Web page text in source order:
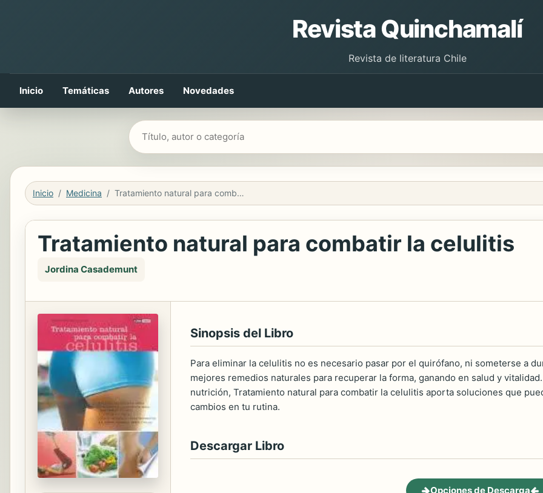
Revista Quinchamalí
Revista de literatura Chile
Inicio Temáticas Autores Novedades
Buscar libros
Inicio Medicina Tratamiento natural para combatir la celulitis
Tratamiento natural para combatir la celulitis
Jordina Casademunt
Sinopsis del Libro
Para eliminar la celulitis no es necesario pasar por el quirófano, ni someterse a
mejores remedios naturales para recuperar la forma, ganando en salud y
nutrición, Tratamiento natural para combatir la celulitis aporta soluciones que
cambios en tu rutina.
Descargar Libro
Opciones de Descarga